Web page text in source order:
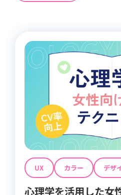
UX カラー デザ
心理学を活用した女